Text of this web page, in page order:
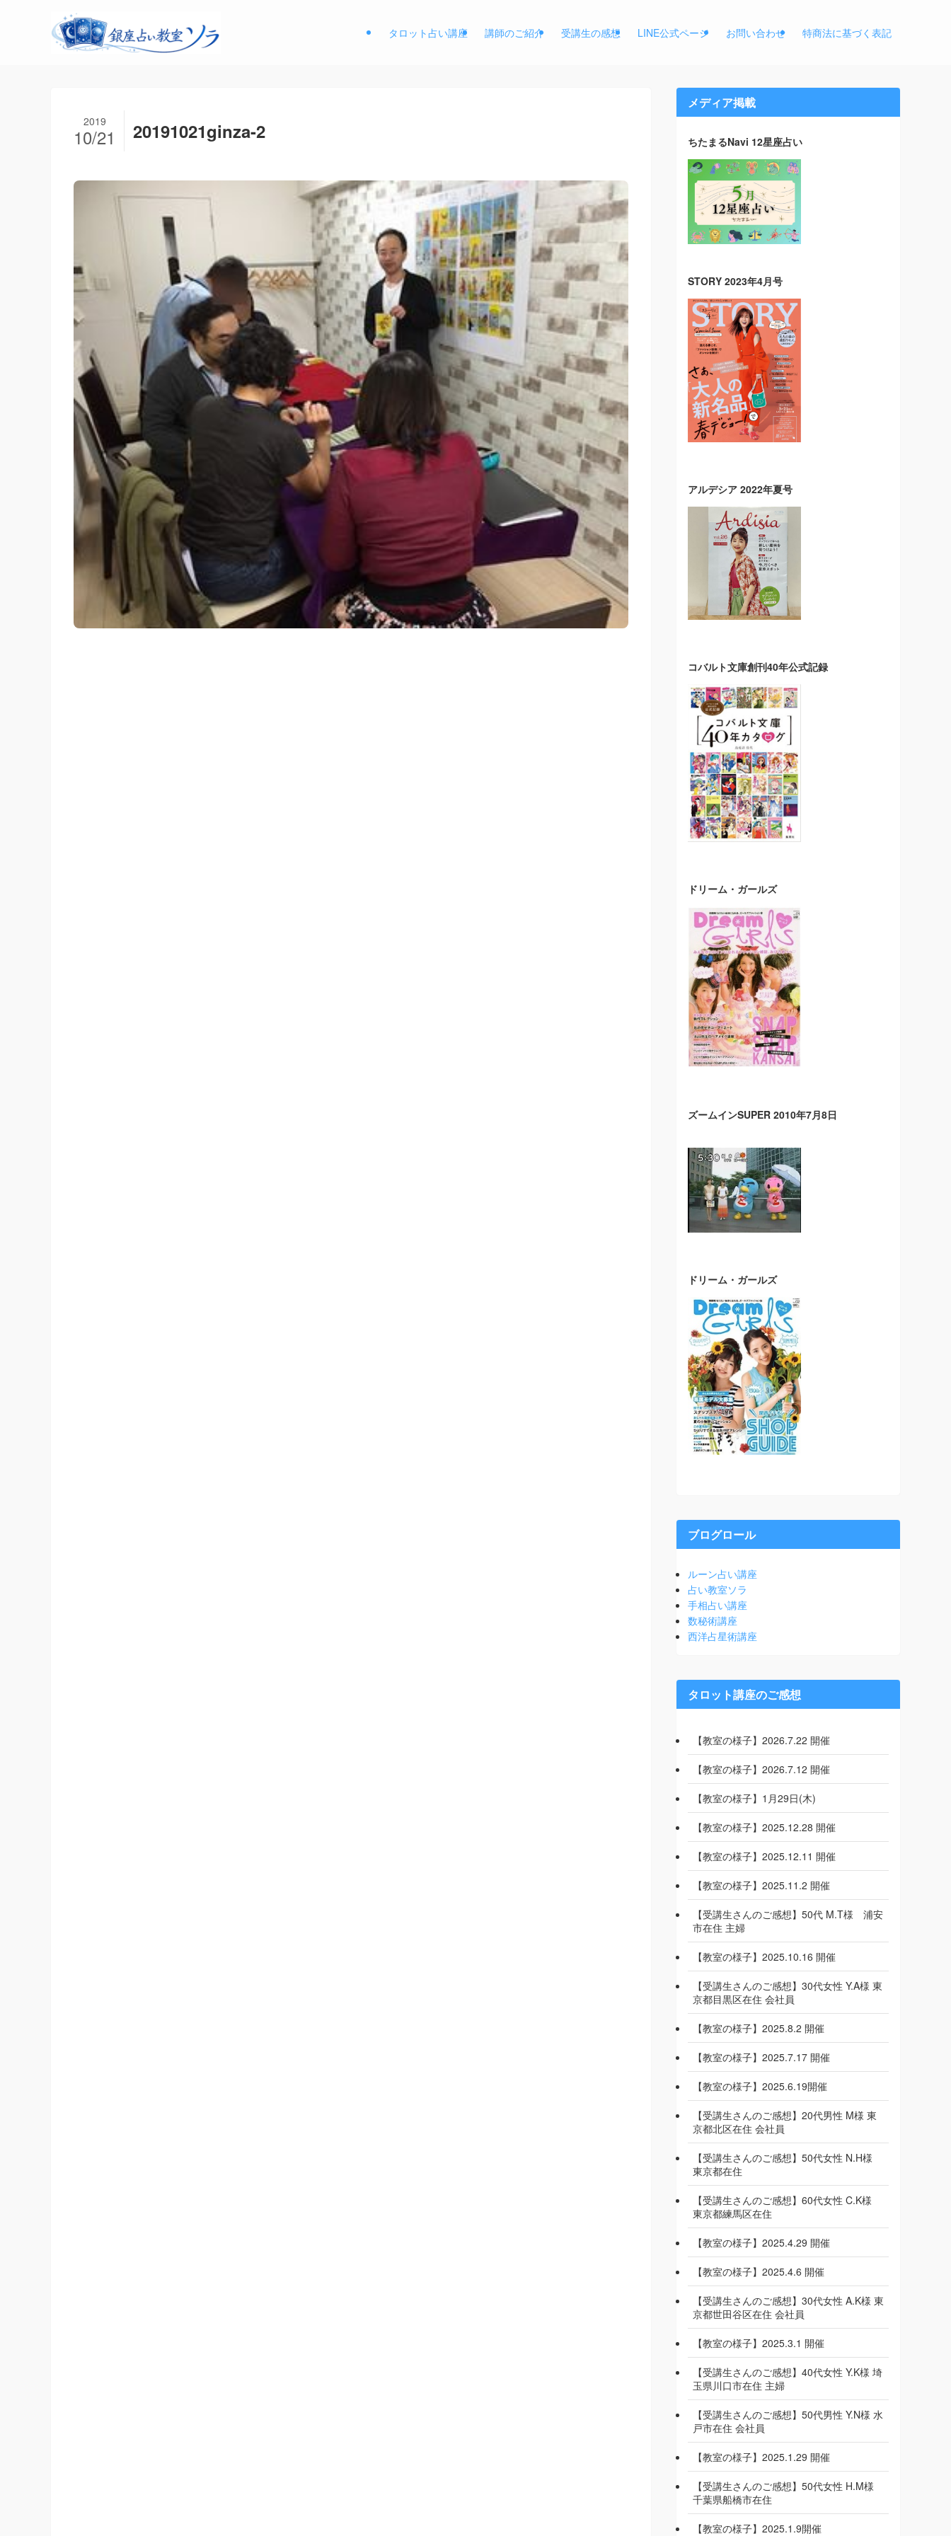
タロット占い講座 講師のご紹介 受講生の感想 LINE公式ページ お問い合わせ 特商法に基づく表記
20191021ginza-2
2019
10/21
メディア掲載
ちたまるNavi 12星座占い
STORY 2023年4月号
アルデシア 2022年夏号
コバルト文庫創刊40年公式記録
ドリーム・ガールズ
ズームインSUPER 2010年7月8日
ドリーム・ガールズ
ブログロール
ルーン占い講座
占い教室ソラ
手相占い講座
数秘術講座
西洋占星術講座
タロット講座のご感想
【教室の様子】2026.7.22 開催
【教室の様子】2026.7.12 開催
【教室の様子】1月29日(木)
【教室の様子】2025.12.28 開催
【教室の様子】2025.12.11 開催
【教室の様子】2025.11.2 開催
【受講生さんのご感想】50代 M.T様 浦安
市在住 主婦
【教室の様子】2025.10.16 開催
【受講生さんのご感想】30代女性 Y.A様 東
京都目黒区在住 会社員
【教室の様子】2025.8.2 開催
【教室の様子】2025.7.17 開催
【教室の様子】2025.6.19開催
【受講生さんのご感想】20代男性 M様 東
京都北区在住 会社員
【受講生さんのご感想】50代女性 N.H様
東京都在住
【受講生さんのご感想】60代女性 C.K様
東京都練馬区在住
【教室の様子】2025.4.29 開催
【教室の様子】2025.4.6 開催
【受講生さんのご感想】30代女性 A.K様 東
京都世田谷区在住 会社員
【教室の様子】2025.3.1 開催
【受講生さんのご感想】40代女性 Y.K様 埼
玉県川口市在住 主婦
【受講生さんのご感想】50代男性 Y.N様 水
戸市在住 会社員
【教室の様子】2025.1.29 開催
【受講生さんのご感想】50代女性 H.M様
千葉県船橋市在住
【教室の様子】2025.1.9開催